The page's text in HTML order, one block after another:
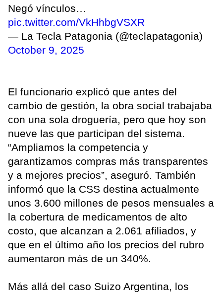
Negó vínculos…
pic.twitter.com/VkHhbgVSXR
— La Tecla Patagonia (@teclapatagonia)
October 9, 2025
El funcionario explicó que antes del
cambio de gestión, la obra social trabajaba
con una sola droguería, pero que hoy son
nueve las que participan del sistema.
“Ampliamos la competencia y
garantizamos compras más transparentes
y a mejores precios”, aseguró. También
informó que la CSS destina actualmente
unos 3.600 millones de pesos mensuales a
la cobertura de medicamentos de alto
costo, que alcanzan a 2.061 afiliados, y
que en el último año los precios del rubro
aumentaron más de un 340%.
Más allá del caso Suizo Argentina, los